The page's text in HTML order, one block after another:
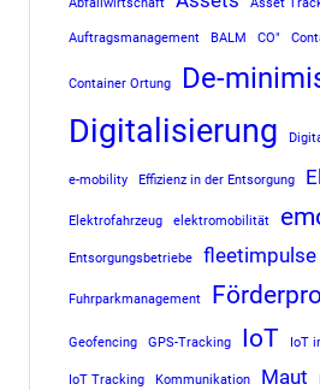
Auftragsmanagement BALM CO"
Container Ortung De-
Digitalisierung
e-mobility Effizienz in der Entsorgung
Elektrofahrzeug elektromobilität
Entsorgungsbetriebe fleetimpulse
Fuhrparkmanagement
Geofencing GPS-Tracking IoT IoT
IoT Tracking Kommunikation Maut